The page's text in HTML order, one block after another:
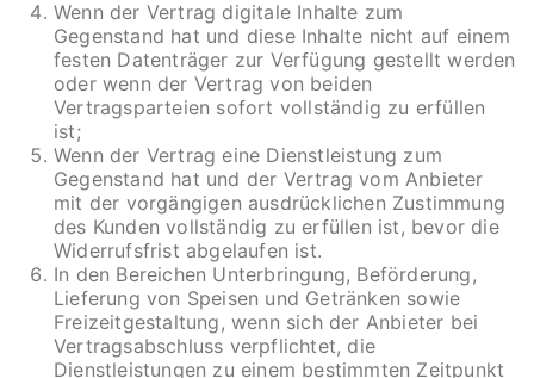
Wenn der Vertrag digitale Inhalte zum
Gegenstand hat und diese Inhalte nicht auf einem
festen Datenträger zur Verfügung gestellt werden
oder wenn der Vertrag von beiden
Vertragsparteien sofort vollständig zu erfüllen
ist;
Wenn der Vertrag eine Dienstleistung zum
Gegenstand hat und der Vertrag vom Anbieter
mit der vorgängigen ausdrücklichen Zustimmung
des Kunden vollständig zu erfüllen ist, bevor die
Widerrufsfrist abgelaufen ist.
In den Bereichen Unterbringung, Beförderung,
Lieferung von Speisen und Getränken sowie
Freizeitgestaltung, wenn sich der Anbieter bei
Vertragsabschluss verpflichtet, die
Dienstleistungen zu einem bestimmten Zeitpunkt